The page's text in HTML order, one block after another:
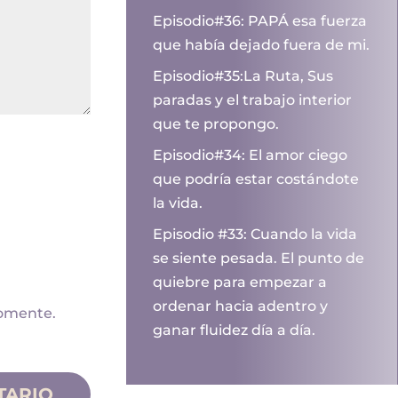
Episodio#36: PAPÁ esa fuerza
que había dejado fuera de mi.
Episodio#35:La Ruta, Sus
paradas y el trabajo interior
que te propongo.
Episodio#34: El amor ciego
que podría estar costándote
la vida.
Episodio #33: Cuando la vida
se siente pesada. El punto de
quiebre para empezar a
ordenar hacia adentro y
ganar fluidez día a día.